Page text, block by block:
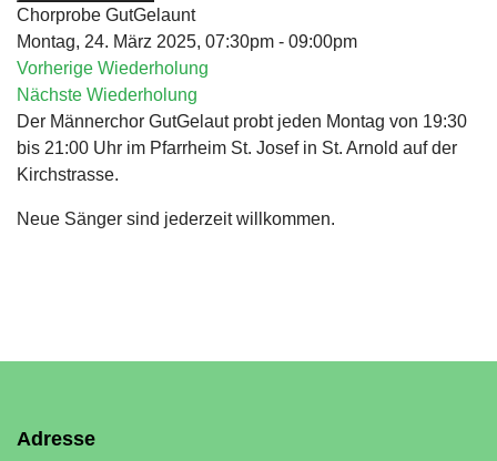
Chorprobe GutGelaunt
Montag, 24. März 2025, 07:30pm - 09:00pm
Vorherige Wiederholung
Nächste Wiederholung
Der Männerchor GutGelaut probt jeden Montag von 19:30
bis 21:00 Uhr im Pfarrheim St. Josef in St. Arnold auf der
Kirchstrasse.
Neue Sänger sind jederzeit willkommen.
Adresse